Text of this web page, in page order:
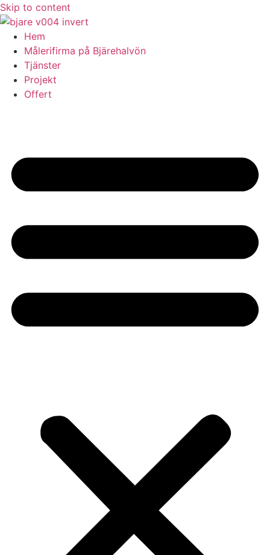
Skip to content
Hem
Målerifirma på Bjärehalvön
Tjänster
Projekt
Offert